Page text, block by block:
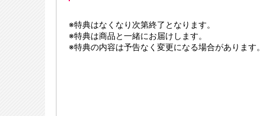
※特典はなくなり次第終了となります。
※特典は商品と一緒にお届けします。
※特典の内容は予告なく変更になる場合があります。